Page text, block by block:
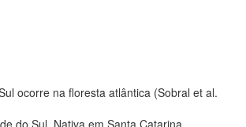
ocorre na floresta atlântica (Sobral et al.